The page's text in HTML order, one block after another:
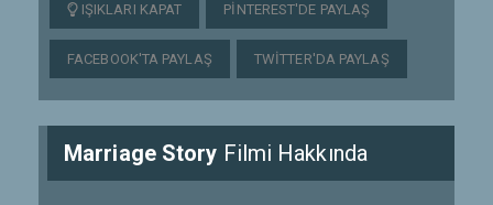
IŞIKLARI KAPAT PINTEREST'DE PAYLAŞ
FACEBOOK'TA PAYLAŞ TWITTER'DA PAYLAŞ
Marriage Story Filmi Hakkında